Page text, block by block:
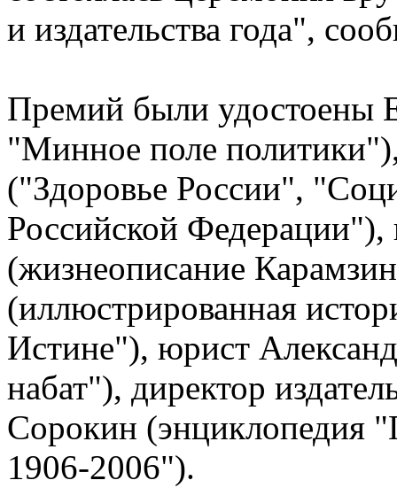
и издательства года",
Премий были удостоены
"Минное поле
("Здоровье России",
Российской
(жизнеописание
(иллюстрированная
Истине"), юрист
набат"), директор
Сорокин (энциклопедия
1906-2006").